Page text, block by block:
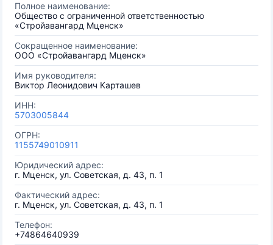
Полное наименование:
Общество с ограниченной ответственностью
«Стройавангард Мценск»
Сокращенное наименование:
ООО «Стройавангард Мценск»
Имя руководителя:
Виктор Леонидович Карташев
ИНН:
5703005844
ОГРН:
1155749010911
Юридический адрес:
г. Мценск, ул. Советская, д. 43, п. 1
Фактический адрес:
г. Мценск, ул. Советская, д. 43, п. 1
Телефон:
+74864640939